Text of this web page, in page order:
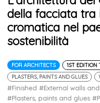
della facciata tra
cromatica nel
sostenibilità
FOR ARCHITECTS 1ST EDITION
PLASTERS, PAINTS AND GLUES
#Finished #External walls
#Plasters, paints and glues